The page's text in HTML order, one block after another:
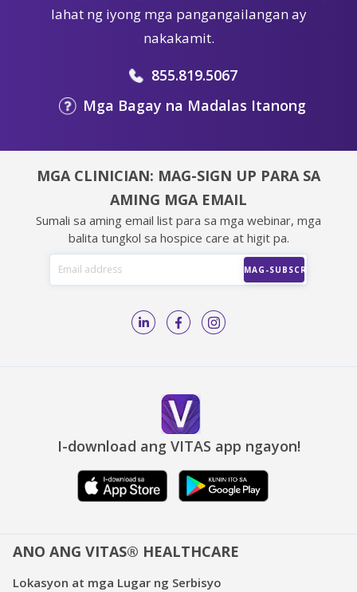
lahat ng iyong mga pangangailangan ay
nakakamit.
855.819.5067
Mga Bagay na Madalas Itanong
MGA CLINICIAN: MAG-SIGN UP PARA SA
AMING MGA EMAIL
Sumali sa aming email list para sa mga webinar, mga
balita tungkol sa hospice care at higit pa.
I-download ang VITAS app ngayon!
ANO ANG VITAS® HEALTHCARE
Lokasyon at mga Lugar ng Serbisyo